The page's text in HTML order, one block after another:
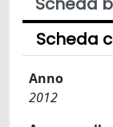
Scheda
Anno
2012